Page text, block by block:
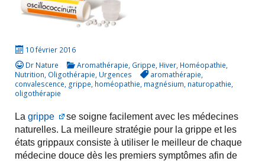
10 février 2016
Dr Nature
Aromathérapie, Grippe, Hiver, Homéopathie,
Nutrition, Oligothérapie, Urgences aromathérapie,
convalescence, grippe, homéopathie, magnésium, naturopathie,
oligothérapie
La grippe
se soigne facilement avec les médecines
naturelles. La meilleure stratégie pour la grippe et les
états grippaux consiste à utiliser le meilleur de chaque
médecine douce dès les premiers symptômes afin de